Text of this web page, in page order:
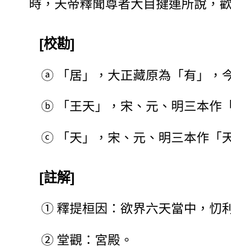
時，天帝釋聞尊者大目揵連所說，
[校勘]
ⓐ 「居」，大正藏原為「有」，
ⓑ 「王天」，宋、元、明三本作
ⓒ 「天」，宋、元、明三本作「
[註解]
① 釋提桓因：欲界六天當中，忉
② 堂觀：宮殿。